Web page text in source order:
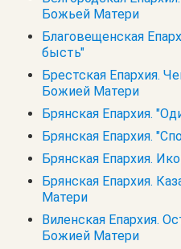
Божьей Матери
Благовещенская
бысть"
Брестская Епархия.
Божией Матери
Брянская Епархия.
Брянская Епархия.
Брянская Епархия.
Брянская Епархия.
Матери
Виленская Епархия.
Божией Матери